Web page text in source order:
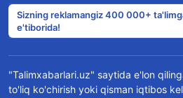
Sizning reklamangiz 400 000+
e'tiborida!
"Talimxabarlari.uz" saytida e'lon
to'liq ko'chirish yoki qisman iqtibos